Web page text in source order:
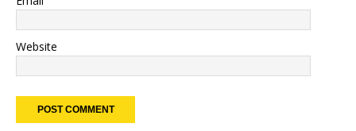
Website